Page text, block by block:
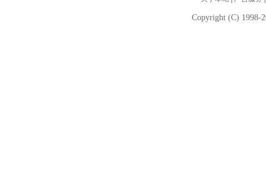
Copyright (C) 1998-